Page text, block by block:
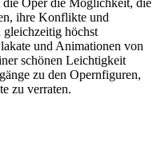
ihre Konflikte und
höchst
und Animationen von
schönen Leichtigkeit
zu den Opernfiguren,
zu verraten.